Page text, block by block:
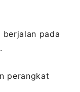
berjalan pada
perangkat